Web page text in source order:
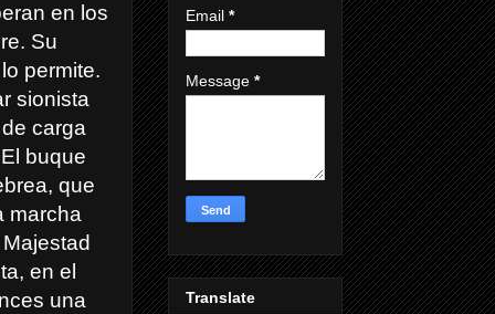
en los
Su
permite.
sionista
carga
buque
que
marcha
en el
una
Email *
Message *
Translate